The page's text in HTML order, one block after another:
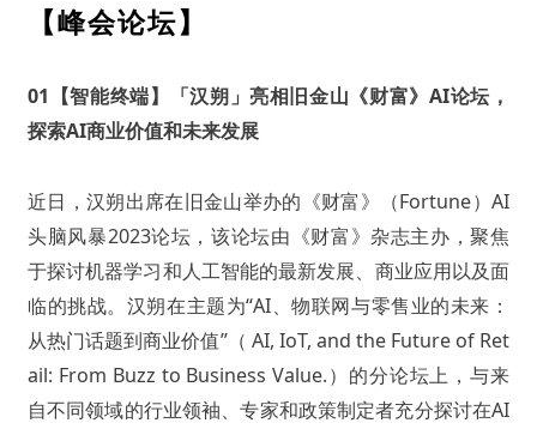
【峰会论坛】
01 【智能终端】「汉朔」亮相旧金山《财富》AI论坛，
探索AI商业价值和未来发展
近日，汉朔出席在旧金山举办的《财富》（Fortune）AI
头脑风暴2023论坛，该论坛由《财富》杂志主办，聚焦
于探讨机器学习和人工智能的最新发展、商业应用以及面
临的挑战。汉朔在主题为“AI、物联网与零售业的未来：
从热门话题到商业价值”（ AI, IoT, and the Future of Ret
ail: From Buzz to Business Value.）的分论坛上，与来
自不同领域的行业领袖、专家和政策制定者充分探讨在AI